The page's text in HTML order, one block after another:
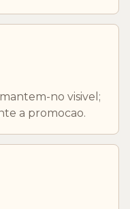
no visivel;
a promocao.